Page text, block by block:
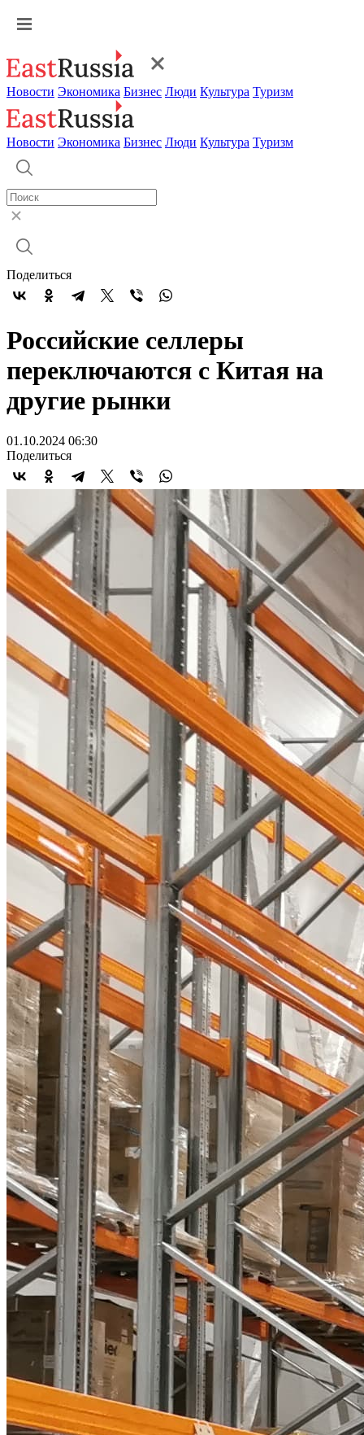
Новости Экономика Бизнес Люди Культура Туризм
Новости Экономика Бизнес Люди Культура Туризм
Поделиться
Российские селлеры
переключаются с Китая на
другие рынки
01.10.2024 06:30
Поделиться